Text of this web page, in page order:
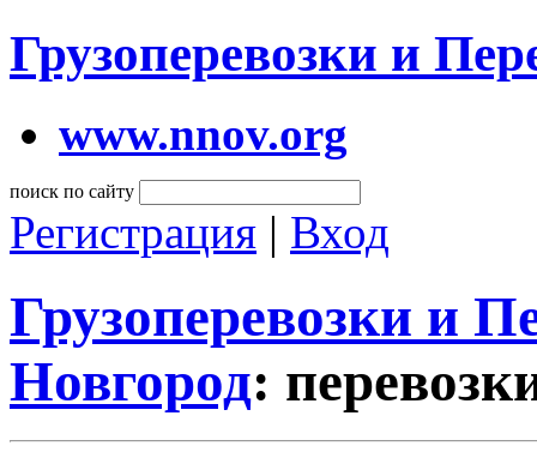
Грузоперевозки и
www.nnov.org
поиск по сайту
Регистрация | Вход
Грузоперевозки и
Новгород: